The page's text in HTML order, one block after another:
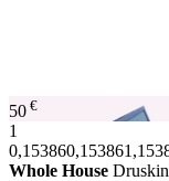
50 €
1
Whole House